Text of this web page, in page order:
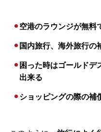
空港のラウンジが無料
国内旅行、海外旅行の
困った時はゴールドデ
出来る
ショッピングの際の補